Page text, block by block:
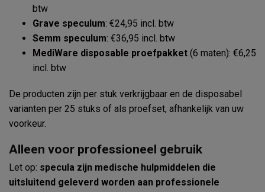
btw
Grave speculum: €24,95 incl. btw
Semm speculum: €36,95 incl. btw
MediWare disposable proefpakket (6 maten): €6,25
incl. btw
De producten zijn per stuk verkrijgbaar en de disposabel
varianten per 25 stuks of als proefset, afhankelijk van uw
voorkeur.
Alleen voor professioneel gebruik
Let op: specula zijn medische hulpmiddelen die
uitsluitend geleverd worden aan professionele